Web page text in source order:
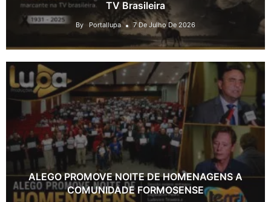
TV Brasileira
By Portallupa 7 De Julho De 2026
ALEGO PROMOVE NOITE DE HOMENAGENS A
COMUNIDADE FORMOSENSE